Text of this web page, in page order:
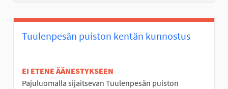
Tuulenpesän puiston kentän kunnostus
EI ETENE ÄÄNESTYKSEEN
Pajuluomalla sijaitsevan Tuulenpesän puiston